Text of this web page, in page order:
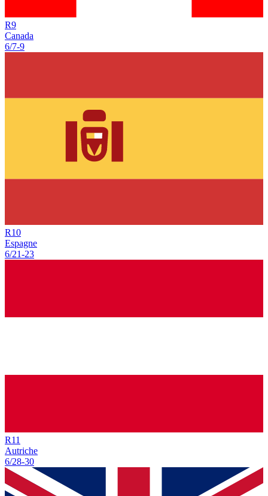
R9
Canada
6/7-9
R10
Espagne
6/21-23
R11
Autriche
6/28-30